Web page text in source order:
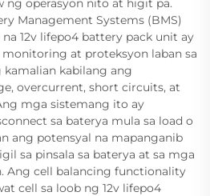
ng operasyon nito at higit pa.
Management Systems (BMS)
12v lifepo4 battery pack unit ay
at proteksyon laban sa
kabilang ang
overcurrent, short circuits, at
mga sistemang ito ay
sa baterya mula sa load o
ang potensyal na mapanganib
sa pinsala sa baterya at sa mga
Ang cell balancing functionality
cell sa loob ng 12v lifepo4